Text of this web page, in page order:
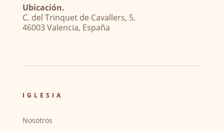
Ubicación.
C. del Trinquet de Cavallers, 5.
46003 Valencia, España
IGLESIA
Nosotros